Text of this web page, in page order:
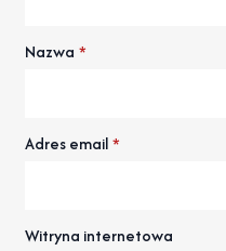
Nazwa *
Adres email*
Witryna internetowa